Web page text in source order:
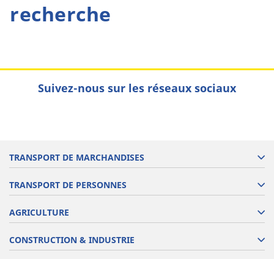
recherche
Suivez-nous sur les réseaux sociaux
TRANSPORT DE MARCHANDISES
TRANSPORT DE PERSONNES
AGRICULTURE
CONSTRUCTION & INDUSTRIE